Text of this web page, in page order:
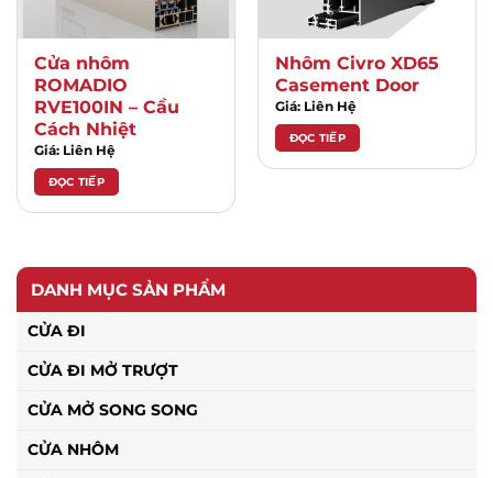
DANH MỤC SẢN PHẨM
CỬA ĐI
CỬA ĐI MỞ TRƯỢT
CỬA MỞ SONG SONG
CỬA NHÔM
Cửa nhôm
ROMADIO
RVE100IN – Cầu
Cách Nhiệt
Giá: Liên Hệ
ĐỌC TIẾP
Nhôm Civro XD65
Casement Door
Giá: Liên Hệ
ĐỌC TIẾP